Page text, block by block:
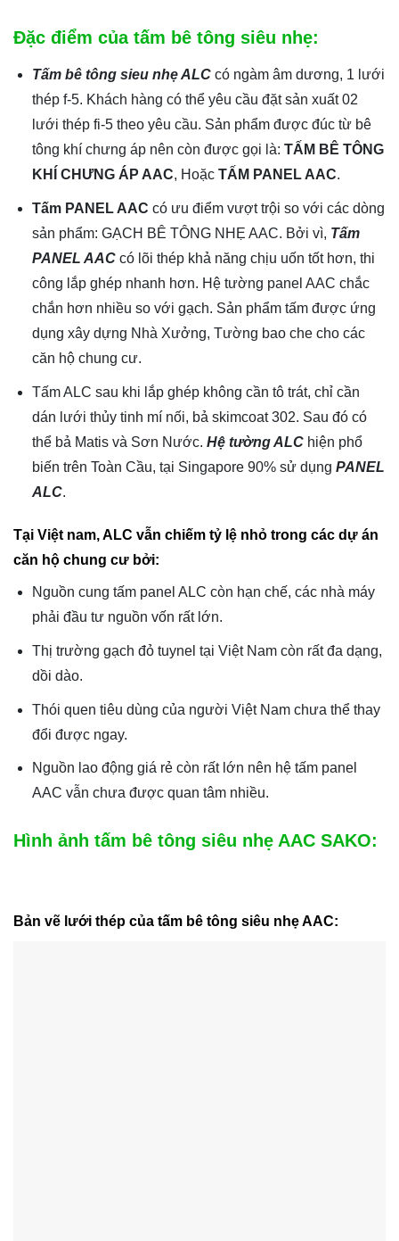
Đặc điểm của tấm bê tông siêu nhẹ:
Tấm bê tông sieu nhẹ ALCcó ngàm âm dương, 1 lưới
thép f-5. Khách hàng có thể yêu cầu đặt sản xuất 02
lưới thép fi-5 theo yêu cầu. Sản phẩm được đúc từ bê
tông khí chưng áp nên còn được gọi là: TẤM BÊ TÔNG
KHÍ CHƯNG ÁP AAC, Hoặc TẤM PANEL AAC.
Tấm PANEL AAC có ưu điểm vượt trội so với các dòng
sản phẩm: GẠCH BÊ TÔNG NHẸ AAC. Bởi vì, Tấm
PANEL AACcó lõi thép khả năng chịu uốn tốt hơn, thi
công lắp ghép nhanh hơn. Hệ tường panel AAC chắc
chắn hơn nhiều so với gạch. Sản phẩm tấm được ứng
dụng xây dựng Nhà Xưởng, Tường bao che cho các
căn hộ chung cư.
Tấm ALC sau khi lắp ghép không cần tô trát, chỉ cần
dán lưới thủy tinh mí nối, bả skimcoat 302. Sau đó có
thể bả Matis và Sơn Nước. Hệ tường ALChiện phổ
biến trên Toàn Cầu, tại Singapore 90% sử dụng PANEL
ALC.
Tại Việt nam, ALC vẫn chiếm tỷ lệ nhỏ trong các dự án
căn hộ chung cư bởi:
Nguồn cung tấm panel ALC còn hạn chế, các nhà máy
phải đầu tư nguồn vốn rất lớn.
Thị trường gạch đỏ tuynel tại Việt Nam còn rất đa dạng,
dồi dào.
Thói quen tiêu dùng của người Việt Nam chưa thể thay
đổi được ngay.
Nguồn lao động giá rẻ còn rất lớn nên hệ tấm panel
AAC vẫn chưa được quan tâm nhiều.
Hình ảnh tấm bê tông siêu nhẹ AAC SAKO:
Bản vẽ lưới thép của tấm bê tông siêu nhẹ AAC: